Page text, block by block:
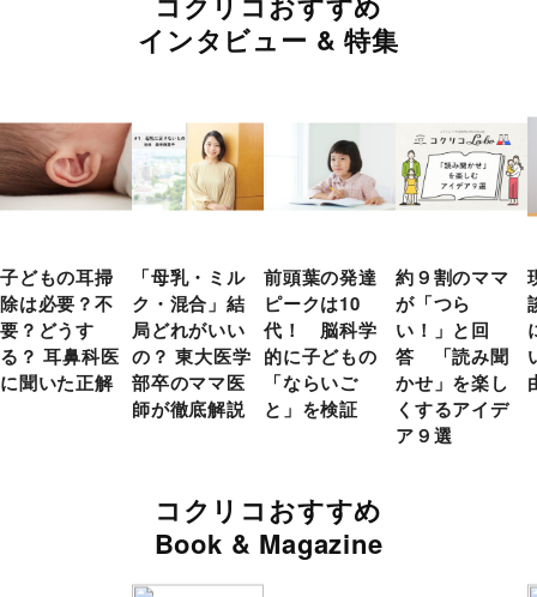
インタビュー & 特集
子どもの耳掃
除は必要？不
要？どうす
る？ 耳鼻科医
に聞いた正解
「母乳・ミル
ク・混合」結
局どれがいい
の？ 東大医学
部卒のママ医
師が徹底解説
前頭葉の発達
ピークは10
代！ 脳科学
的に子どもの
「ならいご
と」を検証
約９割のママ
が「つら
い！」と回
答 「読み聞
かせ」を楽し
くするアイデ
ア９選
コクリコおすすめ
Book & Magazine